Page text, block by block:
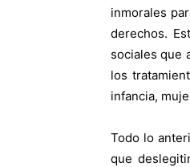
inmorales
derechos.
sociales que
los
infancia,
Todo lo
que